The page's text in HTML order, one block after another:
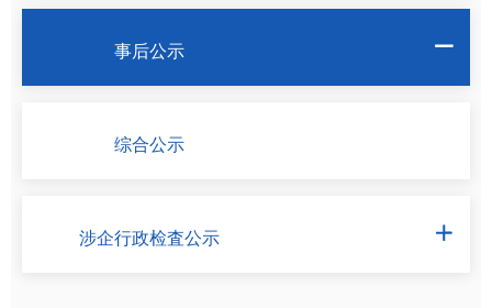
事后公示 
综合公示
涉企行政检査公示 